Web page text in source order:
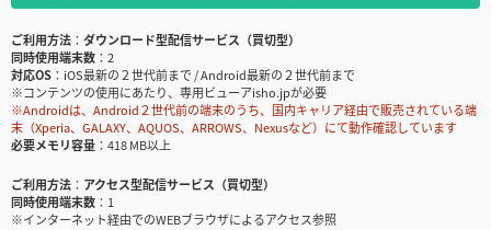
ご利用方法
ダウンロード型配信サービス（買切型）
同時使用端末数
2
対応OS
iOS最新の２世代前まで / Android最新の２世代前まで
※コンテンツの使用にあたり、専用ビューアisho.jpが必要
※Androidは、Android２世代前の端末のうち、国内キャリア経由で販売されている端
末（Xperia、GALAXY、AQUOS、ARROWS、Nexusなど）にて動作確認しています
必要メモリ容量
418 MB以上
ご利用方法
アクセス型配信サービス（買切型）
同時使用端末数
1
※インターネット経由でのWEBブラウザによるアクセス参照